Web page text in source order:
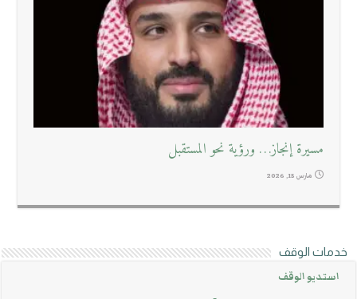
مسيرة إنجاز… ورؤية نحو المستقبل
مارس 15, 2026
خدمات الوقف
استديو الوقف